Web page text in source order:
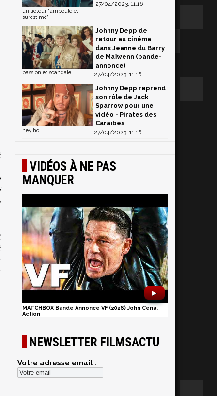
27/04/2023, 11:16
un acteur "ampoulé et
surestimé".
Johnny Depp de
retour au cinéma
dans Jeanne du Barry
de Maïwenn (bande-
annonce)
27/04/2023, 11:16
passion et scandale
Johnny Depp reprend
son rôle de Jack
Sparrow pour une
vidéo - Pirates des
Caraïbes
27/04/2023, 11:16
hey ho
VIDÉOS À NE PAS
MANQUER
►
MATCHBOX Bande Annonce VF (2026) John Cena,
Action
NEWSLETTER FILMSACTU
Votre adresse email :